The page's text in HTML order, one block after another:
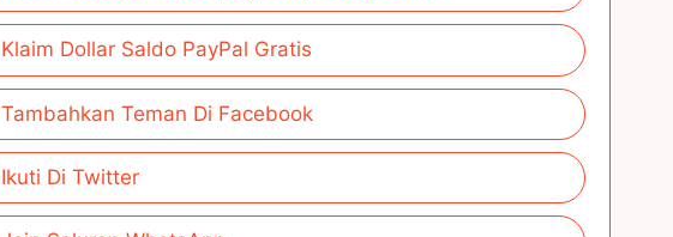
Klaim Dollar Saldo PayPal Gratis
Tambahkan Teman Di Facebook
Ikuti Di Twitter